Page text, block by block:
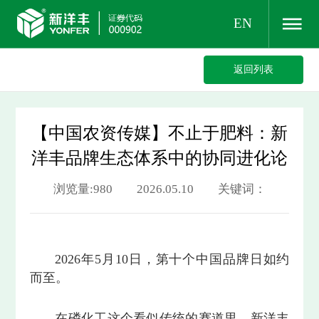
EN
返回列表
【中国农资传媒】不止于肥料：新
洋丰品牌生态体系中的协同进化论
浏览量:980 2026.05.10 关键词：
2026年5月10日，第十个中国品牌日如约
而至。